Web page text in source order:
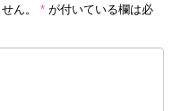
ん。 * が付いている欄は必